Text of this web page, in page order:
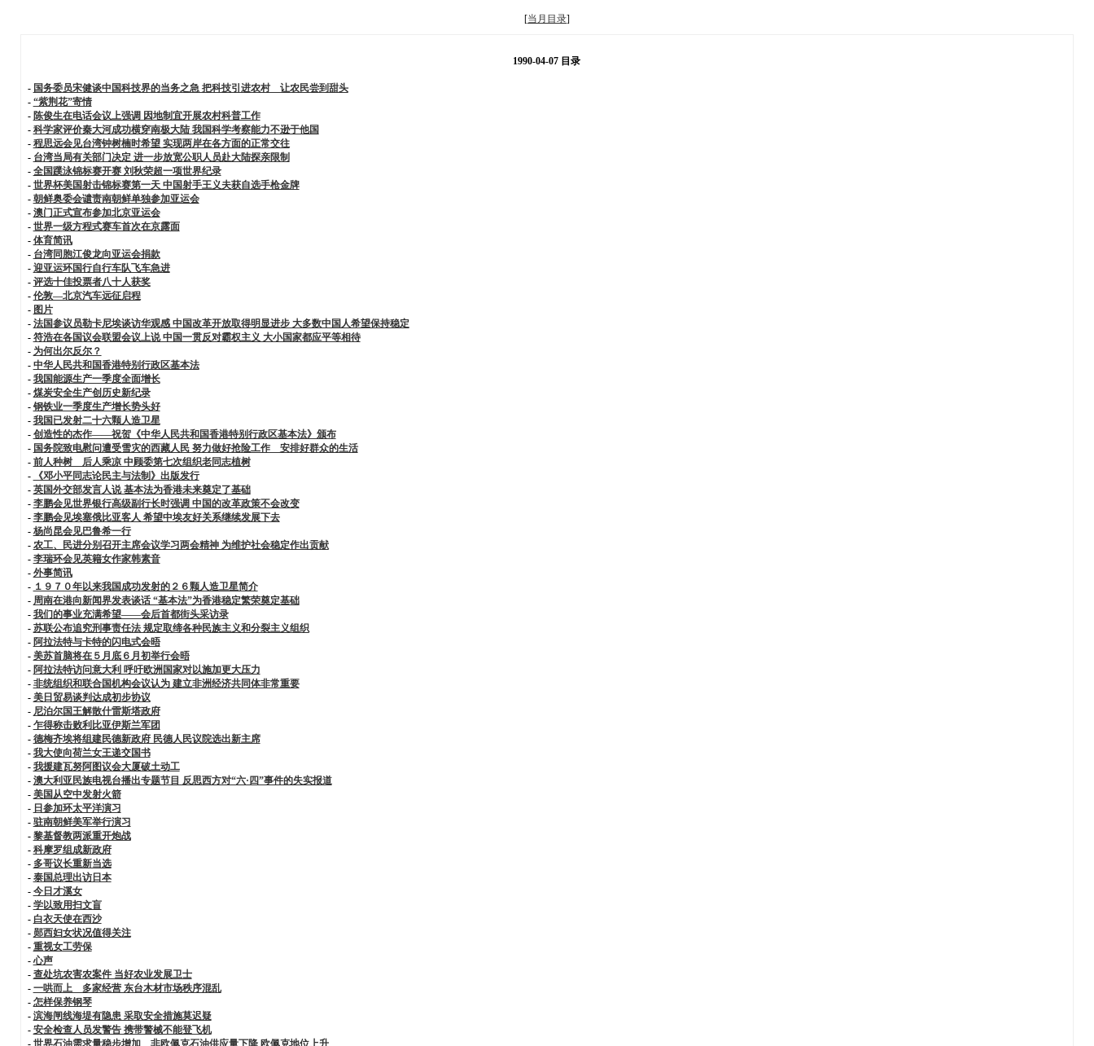
[当月目录]
1990-04-07 目录
- 国务委员宋健谈中国科技界的当务之急 把科技引进农村 让农民尝到甜头
- “紫荆花”寄情
- 陈俊生在电话会议上强调 因地制宜开展农村科普工作
- 科学家评价秦大河成功横穿南极大陆 我国科学考察能力不逊于他国
- 程思远会见台湾钟树楠时希望 实现两岸在各方面的正常交往
- 台湾当局有关部门决定 进一步放宽公职人员赴大陆探亲限制
- 全国蹼泳锦标赛开赛 刘秋荣超一项世界纪录
- 世界杯美国射击锦标赛第一天 中国射手王义夫获自选手枪金牌
- 朝鲜奥委会谴责南朝鲜单独参加亚运会
- 澳门正式宣布参加北京亚运会
- 世界一级方程式赛车首次在京露面
- 体育简讯
- 台湾同胞江俊龙向亚运会捐款
- 迎亚运环国行自行车队飞车急进
- 评选十佳投票者八十人获奖
- 伦敦—北京汽车远征启程
- 图片
- 法国参议员勒卡尼埃谈访华观感 中国改革开放取得明显进步 大多数中国人希望保持稳定
- 符浩在各国议会联盟会议上说 中国一贯反对霸权主义 大小国家都应平等相待
- 为何出尔反尔？
- 中华人民共和国香港特别行政区基本法
- 我国能源生产一季度全面增长
- 煤炭安全生产创历史新纪录
- 钢铁业一季度生产增长势头好
- 我国已发射二十六颗人造卫星
- 创造性的杰作——祝贺《中华人民共和国香港特别行政区基本法》颁布
- 国务院致电慰问遭受雪灾的西藏人民 努力做好抢险工作 安排好群众的生活
- 前人种树 后人乘凉 中顾委第七次组织老同志植树
-
《邓小平同志论民主与法制》出版发行
- 英国外交部发言人说 基本法为香港未来奠定了基础
- 李鹏会见世界银行高级副行长时强调 中国的改革政策不会改变
- 李鹏会见埃塞俄比亚客人 希望中埃友好关系继续发展下去
- 杨尚昆会见巴鲁希一行
- 农工、民进分别召开主席会议学习两会精神 为维护社会稳定作出贡献
- 李瑞环会见英籍女作家韩素音
- 外事简讯
- １９７０年以来我国成功发射的２６颗人造卫星简介
- 周南在港向新闻界发表谈话 “基本法”为香港稳定繁荣奠定基础
- 我们的事业充满希望——会后首都街头采访录
- 苏联公布追究刑事责任法 规定取缔各种民族主义和分裂主义组织
- 阿拉法特与卡特的闪电式会晤
- 美苏首脑将在５月底６月初举行会晤
- 阿拉法特访问意大利 呼吁欧洲国家对以施加更大压力
- 非统组织和联合国机构会议认为 建立非洲经济共同体非常重要
- 美日贸易谈判达成初步协议
- 尼泊尔国王解散什雷斯塔政府
- 乍得称击败利比亚伊斯兰军团
- 德梅齐埃将组建民德新政府 民德人民议院选出新主席
- 我大使向荷兰女王递交国书
- 我援建瓦努阿图议会大厦破土动工
- 澳大利亚民族电视台播出专题节目 反思西方对“六·四”事件的失实报道
- 美国从空中发射火箭
- 日参加环太平洋演习
- 驻南朝鲜美军举行演习
- 黎基督教两派重开炮战
- 科摩罗组成新政府
- 多哥议长重新当选
- 泰国总理出访日本
- 今日才溪女
- 学以致用扫文盲
- 白衣天使在西沙
- 郧西妇女状况值得关注
- 重视女工劳保
-心声
- 查处坑农害农案件 当好农业发展卫士
- 一哄而上 多家经营 东台木材市场秩序混乱
- 怎样保养钢琴
- 滨海闸线海堤有隐患 采取安全措施莫迟疑
- 安全检查人员发警告 携带警械不能登飞机
- 世界石油需求量稳步增加 非欧佩克石油供应量下降 欧佩克地位上升